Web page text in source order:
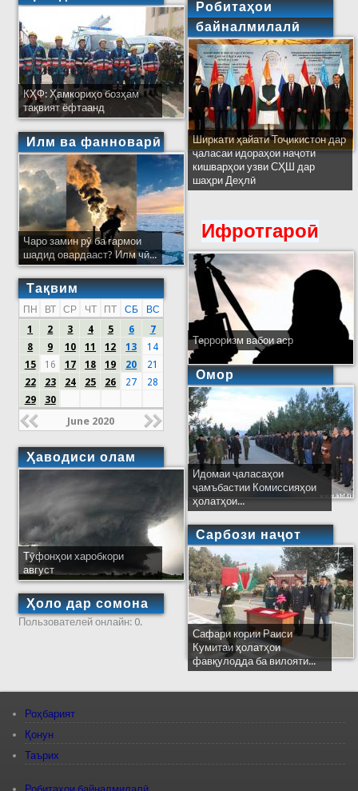
КҲФ: Ҳамкориҳо бозҳам
тақвият ёфтаанд
Илм ва фанноварӣ
Чаро замин рӯ ба гармои
шадид овардааст? Илм чӣ...
Тақвим
ПН ВТ СР ЧТ ПТ СБ
ВС
1
2 3 4 5 6
7
8
9 10 11 12 13
14
15
16 17 18 19 20
21
22
23 24 25 26 27
28
29
30
June 2020
Ҳаводиси олам
Тӯфонҳои харобкори
август
Ҳоло дар сомона
Пользователей онлайн: 0.
Робитаҳои
байналмилалӣ
Ширкати ҳайати Тоҷикистон дар
ҷаласаи идораҳои наҷоти
кишварҳои узви СҲШ дар
шаҳри Деҳлӣ
Ифротгароӣ
Терроризм вабои аср
Омор
Идомаи ҷаласаҳои
ҷамъбастии Комиссияҳои
ҳолатҳои...
Сарбози наҷот
Сафари кории Раиси
Кумитаи ҳолатҳои
фавқулодда ба вилояти...
Роҳбарият
Қонун
Таърих